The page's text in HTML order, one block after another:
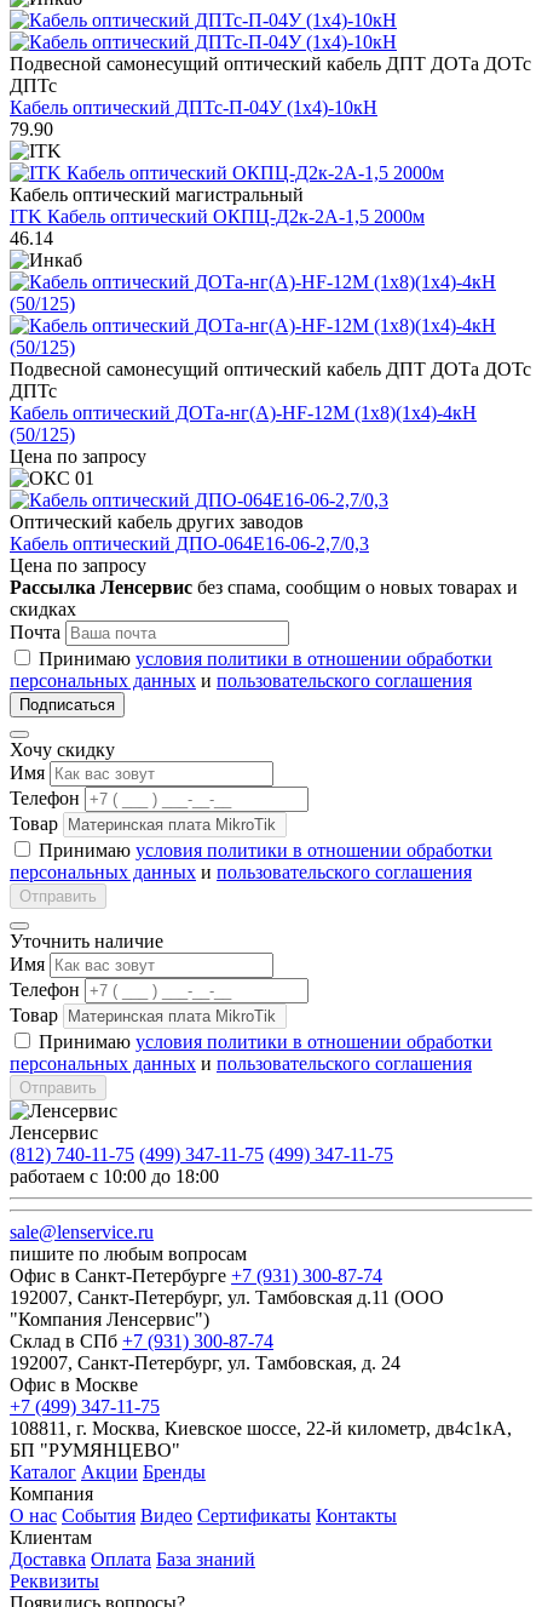
Подвесной самонесущий оптический кабель ДПТ ДОТа ДОТс
ДПТс
Кабель оптический ДПТс-П-04У (1х4)-10кН
79.90
Кабель оптический магистральный
ITK Кабель оптический ОКПЦ-Д2к-2А-1,5 2000м
46.14
Подвесной самонесущий оптический кабель ДПТ ДОТа ДОТс
ДПТс
Кабель оптический ДОТа-нг(А)-HF-12М (1х8)(1х4)-4кН
(50/125)
Цена по запросу
Оптический кабель других заводов
Кабель оптический ДПО-064Е16-06-2,7/0,3
Цена по запросу
Рассылка Ленсервис без спама, сообщим о новых товарах и
скидках
Почта
Принимаю условия политики в отношении обработки
персональных данных и пользовательского соглашения
Подписаться
Хочу скидку
Имя
Телефон
Товар
Принимаю условия политики в отношении обработки
персональных данных и пользовательского соглашения
Отправить
Уточнить наличие
Имя
Телефон
Товар
Принимаю условия политики в отношении обработки
персональных данных и пользовательского соглашения
Отправить
Ленсервис
(812) 740-11-75 (499) 347-11-75 (499) 347-11-75
работаем с 10:00 до 18:00
sale@lenservice.ru
пишите по любым вопросам
Офис в Санкт-Петербурге +7 (931) 300-87-74
192007, Санкт-Петербург, ул. Тамбовская д.11 (ООО
"Компания Ленсервис")
Склад в СПб +7 (931) 300-87-74
192007, Санкт-Петербург, ул. Тамбовская, д. 24
Офис в Москве
+7 (499) 347-11-75
108811, г. Москва, Киевское шоссе, 22-й километр, дв4с1кА,
БП "РУМЯНЦЕВО"
Каталог Акции Бренды
Компания
О нас События Видео Сертификаты Контакты
Клиентам
Доставка Оплата База знаний
Реквизиты